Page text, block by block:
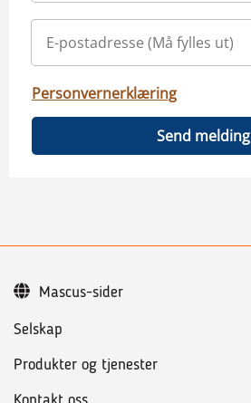
Personvernerklæring
Send melding
Selskap
Produkter og tjenester
Mascus-sider